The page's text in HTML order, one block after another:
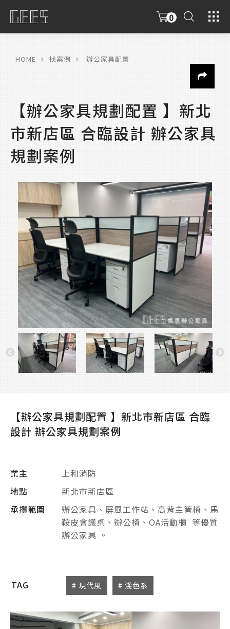
0
HOME 找案例 辦公家具配置
【辦公家具規劃配置 】新北
市新店區 合臨設計 辦公家具
規劃案例
【辦公家具規劃配置 】新北市新店區 合臨
設計 辦公家具規劃案例
業主
上和消防
地點
新北市新店區
承攬範圍
辦公家具、屏風工作站、高背主管椅、馬
鞍皮會議桌、辦公椅、OA活動櫃 等優質
辦公家具 。
TAG # 現代風 # 淺色系